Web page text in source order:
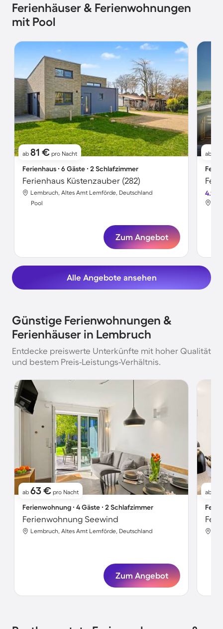
Ferienhäuser & Ferienwohnungen
mit Pool
ab 81 € pro Nacht
Ferienhaus ∙ 6 Gäste ∙ 2 Schlafzimmer
Ferienhaus Küstenzauber (282)
Lembruch, Altes Amt Lemförde, Deutschland
Pool
Zum Angebot
ab
4.1
Alle Angebote ansehen
Günstige Ferienwohnungen &
Ferienhäuser in Lembruch
Entdecke preiswerte Unterkünfte mit hoher Qualität
und bestem Preis-Leistungs-Verhältnis.
ab 63 € pro Nacht
Ferienwohnung ∙ 4 Gäste ∙ 2 Schlafzimmer
Ferienwohnung Seewind
Lembruch, Altes Amt Lemförde, Deutschland
Zum Angebot
ab